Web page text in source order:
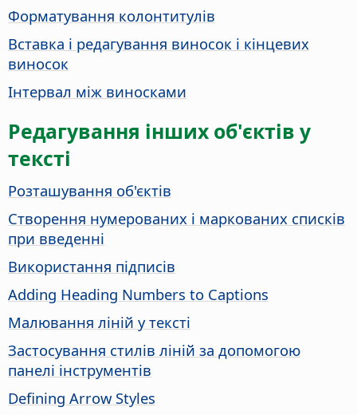
Форматування колонтитулів
Вставка і редагування виносок і кінцевих
виносок
Інтервал між виносками
Редагування інших об'єктів у
тексті
Розташування об'єктів
Створення нумерованих і маркованих списків
при введенні
Використання підписів
Adding Heading Numbers to Captions
Малювання ліній у тексті
Застосування стилів ліній за допомогою
панелі інструментів
Defining Arrow Styles